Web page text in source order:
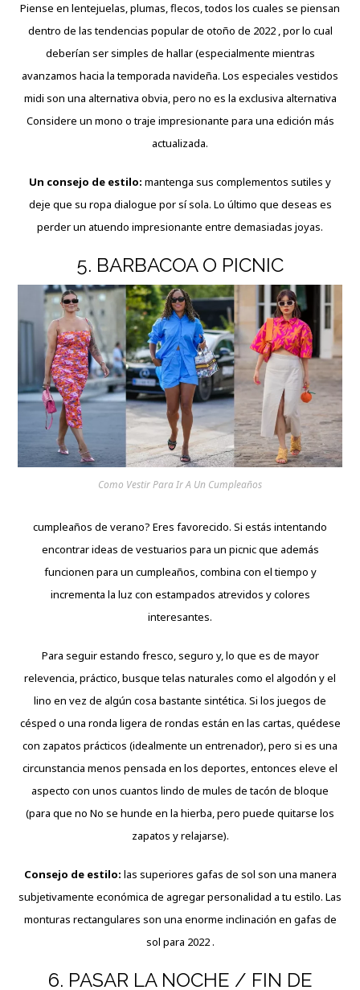
Piense en lentejuelas, plumas, flecos, todos los cuales se piensan
dentro de las tendencias popular de otoño de 2022 , por lo cual
deberían ser simples de hallar (especialmente mientras
avanzamos hacia la temporada navideña. Los especiales vestidos
midi son una alternativa obvia, pero no es la exclusiva alternativa
Considere un mono o traje impresionante para una edición más
actualizada.
Un consejo de estilo: mantenga sus complementos sutiles y
deje que su ropa dialogue por sí sola. Lo último que deseas es
perder un atuendo impresionante entre demasiadas joyas.
5. BARBACOA O PICNIC
Como Vestir Para Ir A Un Cumpleaños
cumpleaños de verano? Eres favorecido. Si estás intentando
encontrar ideas de vestuarios para un picnic que además
funcionen para un cumpleaños, combina con el tiempo y
incrementa la luz con estampados atrevidos y colores
interesantes.
Para seguir estando fresco, seguro y, lo que es de mayor
relevencia, práctico, busque telas naturales como el algodón y el
lino en vez de algún cosa bastante sintética. Si los juegos de
césped o una ronda ligera de rondas están en las cartas, quédese
con zapatos prácticos (idealmente un entrenador), pero si es una
circunstancia menos pensada en los deportes, entonces eleve el
aspecto con unos cuantos lindo de mules de tacón de bloque
(para que no No se hunde en la hierba, pero puede quitarse los
zapatos y relajarse).
Consejo de estilo: las superiores gafas de sol son una manera
subjetivamente económica de agregar personalidad a tu estilo. Las
monturas rectangulares son una enorme inclinación en gafas de
sol para 2022 .
6. PASAR LA NOCHE / FIN DE